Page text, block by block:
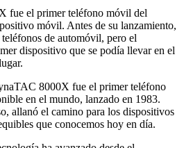
fue el primer teléfono móvil del
móvil. Antes de su lanzamiento,
de automóvil, pero el
dispositivo que se podía llevar en el
8000X fue el primer teléfono
en el mundo, lanzado en 1983.
allanó el camino para los dispositivos
que conocemos hoy en día.